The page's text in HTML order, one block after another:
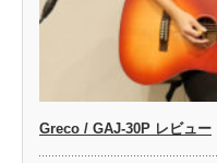
Greco / GAJ-30P レビュー